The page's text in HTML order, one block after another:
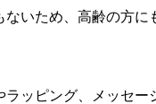
ないため、高齢の方に
ラッピング、メッセー